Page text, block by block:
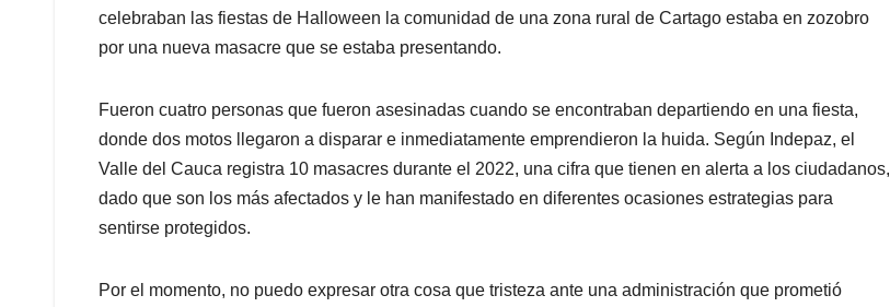
p
k
n
celebraban las fiestas de Halloween la comunidad de una zona rural de Cartago estaba en zozobro
por una nueva masacre que se estaba presentando.
Fueron cuatro personas que fueron asesinadas cuando se encontraban departiendo en una fiesta,
donde dos motos llegaron a disparar e inmediatamente emprendieron la huida. Según Indepaz, el
Valle del Cauca registra 10 masacres durante el 2022, una cifra que tienen en alerta a los ciudadanos,
dado que son los más afectados y le han manifestado en diferentes ocasiones estrategias para
sentirse protegidos.
Por el momento, no puedo expresar otra cosa que tristeza ante una administración que prometió